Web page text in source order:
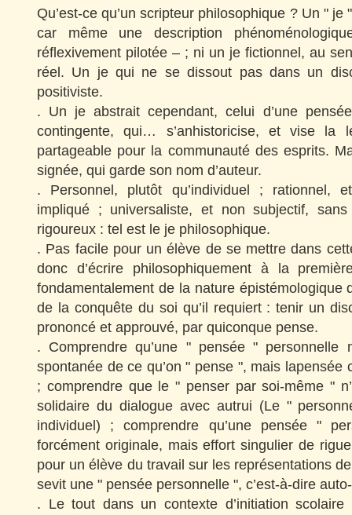
Qu’est-ce qu’un scripteur philosophique ? Un " je
car même une description
réflexivement pilotée – ; ni un je fictionnel, au
réel. Un je qui ne se dissout pas dans un
positiviste.
. Un je abstrait cependant, celui d’une
contingente, qui… s’anhistoricise, et vise la
partageable pour la communauté des esprits.
signée, qui garde son nom d’auteur.
. Personnel, plutôt qu’individuel ; rationnel,
impliqué ; universaliste, et non subjectif, sans
rigoureux : tel est le je philosophique.
. Pas facile pour un élève de se mettre dans
donc d’écrire philosophiquement à la
fondamentalement de la nature épistémologique
de la conquête du soi qu’il requiert : tenir un
prononcé et approuvé, par quiconque pense.
. Comprendre qu’une " pensée " personnelle
spontanée de ce qu’on " pense ", mais lapensée
; comprendre que le " penser par soi-même "
solidaire du dialogue avec autrui (Le "
individuel) ; comprendre qu’une pensée "
forcément originale, mais effort singulier de
pour un élève du travail sur les représentations
sevit une " pensée personnelle ", c’est-à-dire
. Le tout dans un contexte d’initiation